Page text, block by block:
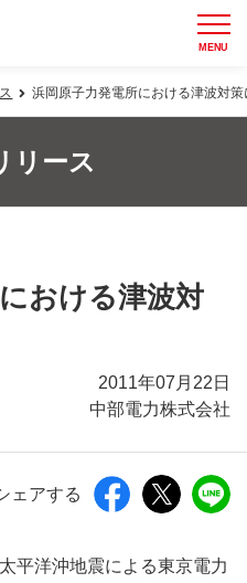
MENU
浜岡原子力発電所における津波対策
リース
おける津波対
2011年07月22日
中部電力株式会社
ェアする
平洋沖地震による東京電力